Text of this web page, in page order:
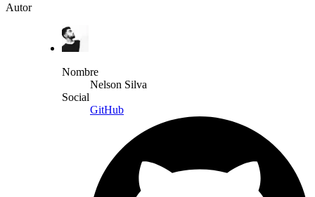
Autor
Nombre
Nelson Silva
Social
GitHub